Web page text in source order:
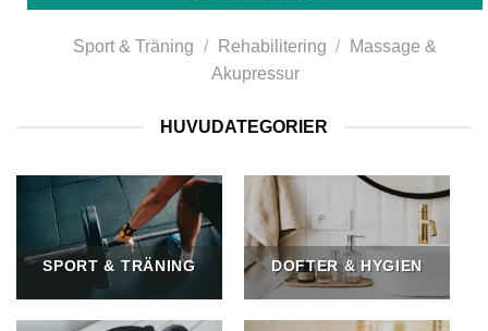
Sport & Träning / Rehabilitering /
Massage &
Akupressur
HUVUDATEGORIER
SPORT & TRÄNING DOFTER & HYGIEN